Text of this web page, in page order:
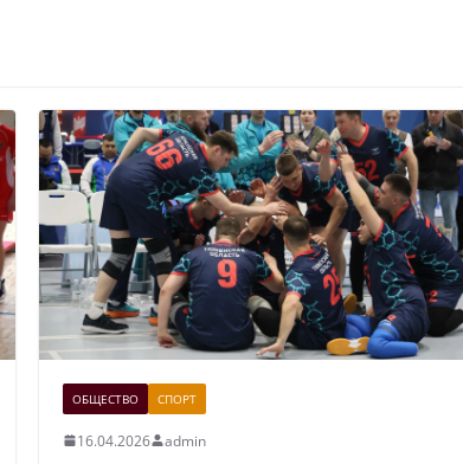
ОБЩЕСТВО СПОРТ
16.04.2026 admin